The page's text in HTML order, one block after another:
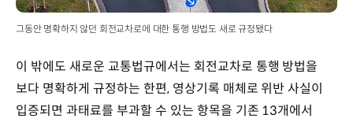
그동안 명확하지 않던 회전교차로에 대한 통행 방법도 새로 규정됐다
이 밖에도 새로운 교통법규에서는 회전교차로 통행 방법을
보다 명확하게 규정하는 한편, 영상기록 매체로 위반 사실이
입증되면 과태료를 부과할 수 있는 항목을 기존 13개에서